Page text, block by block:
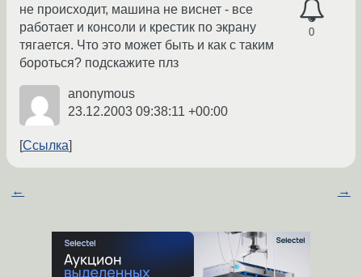
0
не происходит, машина не виснет - все
работает и консоли и крестик по экрану
тягается. Что это может быть и как с таким
бороться? подскажите плз
anonymous
23.12.2003 09:38:11 +00:00
Ссылка
← →